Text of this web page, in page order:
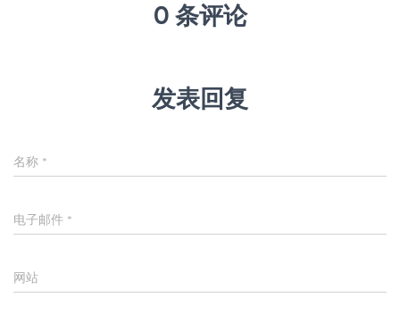
0 条评论
发表回复
名称 *
电子邮件 *
网站